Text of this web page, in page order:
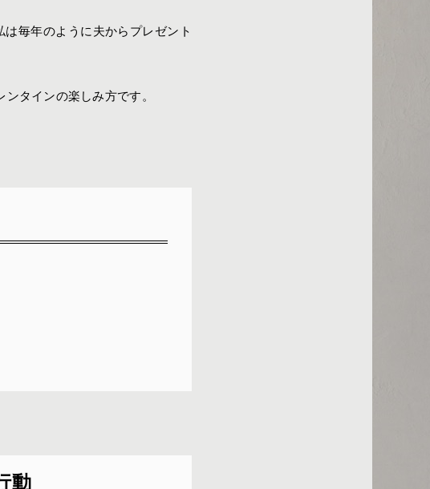
毎年のように夫からプレゼント
タインの楽しみ方です。
動